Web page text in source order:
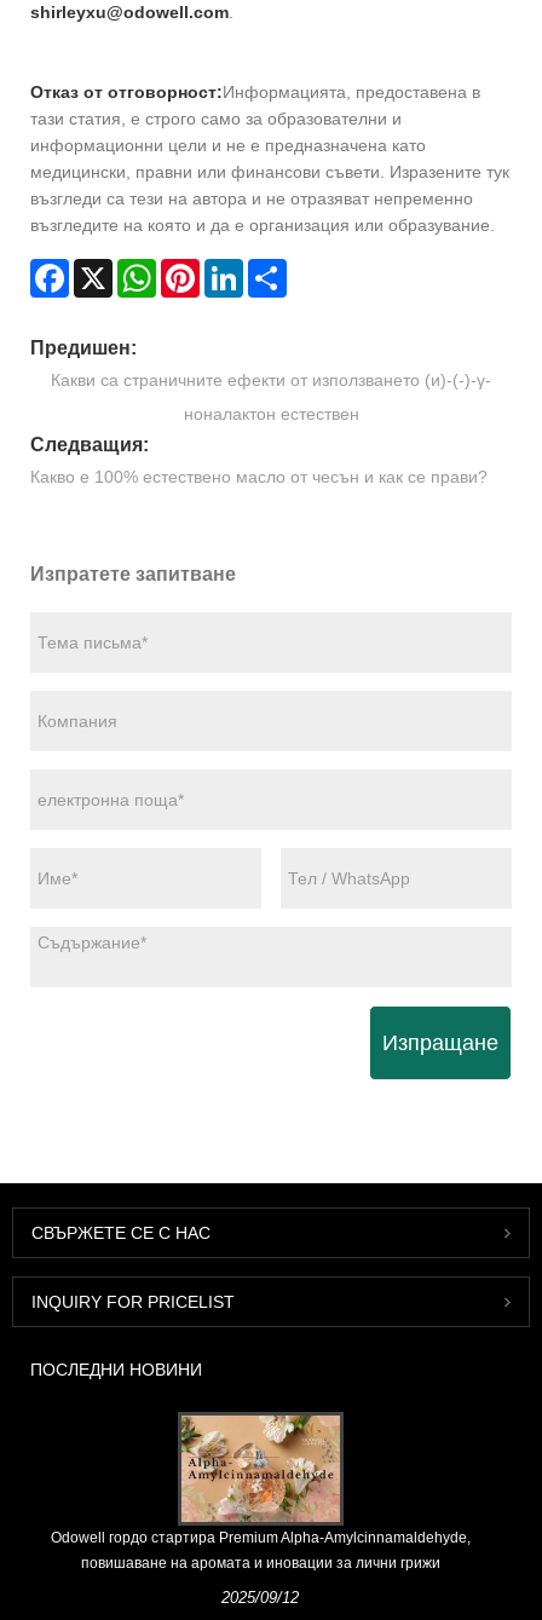
shirleyxu@odowell.com
Отказ от отговорност:Информацията, предоставена в
тази статия, е строго само за образователни и
информационни цели и не е предназначена като
медицински, правни или финансови съвети. Изразените тук
възгледи са тези на автора и не отразяват непременно
възгледите на която и да е организация или образувание.
Facebook
X WhatsAppPinterestLinkedIn
Предишен:
Какви са страничните ефекти от използването (и)-(-)-γ-
ноналактон естествен
Следващия:
Какво е 100% естествено масло от чесън и как се прави?
Изпратете запитване
Изпращане
СВЪРЖЕТЕ СЕ С НАС
INQUIRY FOR PRICELIST
ПОСЛЕДНИ НОВИНИ
Odowell гордо стартира Premium Alpha-Amylcinnamaldehyde,
повишаване на аромата и иновации за лични грижи
2025/09/12